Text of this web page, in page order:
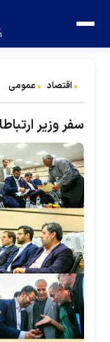
اقتصاد عمومی
سفر وزیر